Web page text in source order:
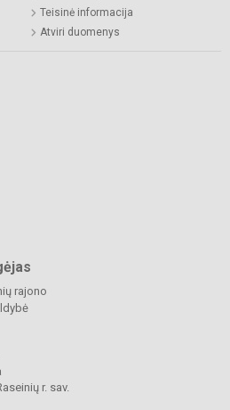
Teisinė informacija
Atviri duomenys
rajono
r. sav.